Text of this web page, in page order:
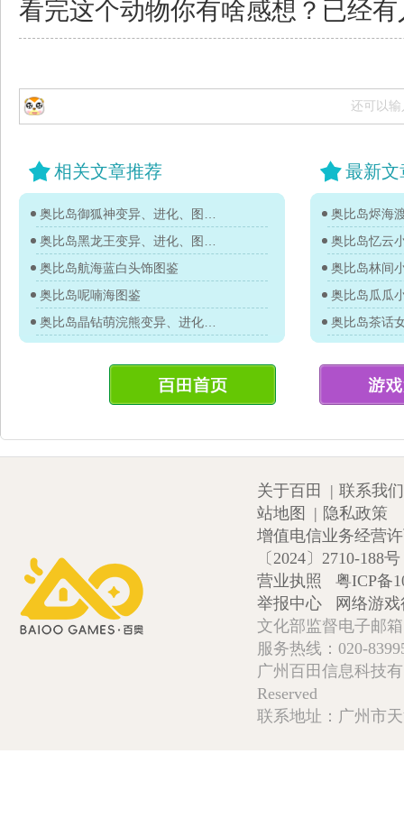
看完这个动物你有啥感想？已经有
还可以输
相关文章推荐
奥比岛航海蓝白头饰图鉴
奥比岛呢喃海图鉴
最新文
奥比岛烬海
奥比岛忆云
奥比岛林间
奥比岛瓜瓜
奥比岛茶话
关于百田 | 联系我们
站地图
| 隐私政策
增值电信业务经营
〔2024〕2710-188号
营业执照
粤ICP备
举报中心
网络游
文化部监督电子邮
服务热线：020-
广州百田信息科技
Reserved
联系地址：广州市